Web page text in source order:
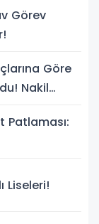
Görev
Göre
Nakil
Patlaması:
Liseleri!